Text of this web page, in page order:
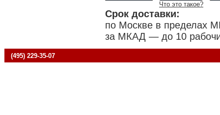
Что это такое?
Срок доставки:
по Москве в пределах
за МКАД — до 10
(495) 229-35-07